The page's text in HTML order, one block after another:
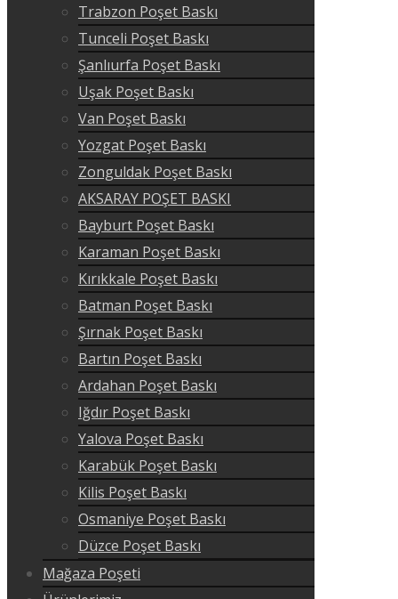
Trabzon Poşet Baskı
Tunceli Poşet Baskı
Şanlıurfa Poşet Baskı
Uşak Poşet Baskı
Van Poşet Baskı
Yozgat Poşet Baskı
Zonguldak Poşet Baskı
AKSARAY POŞET BASKI
Bayburt Poşet Baskı
Karaman Poşet Baskı
Kırıkkale Poşet Baskı
Batman Poşet Baskı
Şırnak Poşet Baskı
Bartın Poşet Baskı
Ardahan Poşet Baskı
Iğdır Poşet Baskı
Yalova Poşet Baskı
Karabük Poşet Baskı
Kilis Poşet Baskı
Osmaniye Poşet Baskı
Düzce Poşet Baskı
Mağaza Poşeti